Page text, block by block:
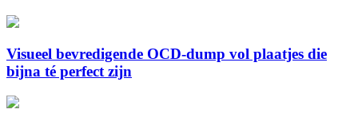
Visueel bevredigende OCD-dump vol plaatjes die
bijna té perfect zijn